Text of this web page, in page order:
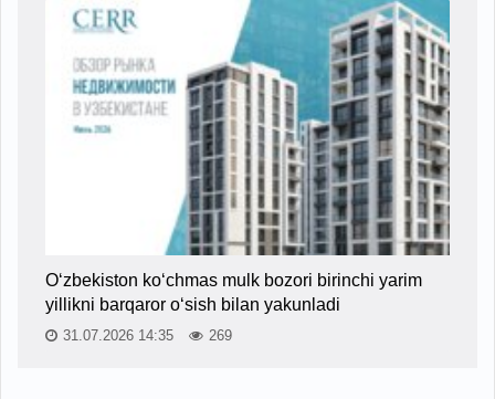
O‘zbekiston ko‘chmas mulk bozori birinchi yarim
yillikni barqaror o‘sish bilan yakunladi
31.07.2026 14:35 269